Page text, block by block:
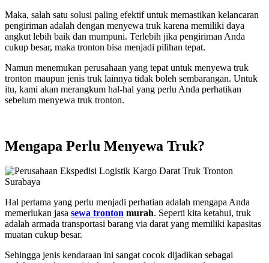
Maka, salah satu solusi paling efektif untuk memastikan kelancaran
pengiriman adalah dengan menyewa truk karena memiliki daya
angkut lebih baik dan mumpuni. Terlebih jika pengiriman Anda
cukup besar, maka tronton bisa menjadi pilihan tepat.
Namun menemukan perusahaan yang tepat untuk menyewa truk
tronton maupun jenis truk lainnya tidak boleh sembarangan. Untuk
itu, kami akan merangkum hal-hal yang perlu Anda perhatikan
sebelum menyewa truk tronton.
Mengapa Perlu Menyewa Truk?
Hal pertama yang perlu menjadi perhatian adalah mengapa Anda
memerlukan jasa sewa tronton murah. Seperti kita ketahui, truk
adalah armada transportasi barang via darat yang memiliki kapasitas
muatan cukup besar.
Sehingga jenis kendaraan ini sangat cocok dijadikan sebagai